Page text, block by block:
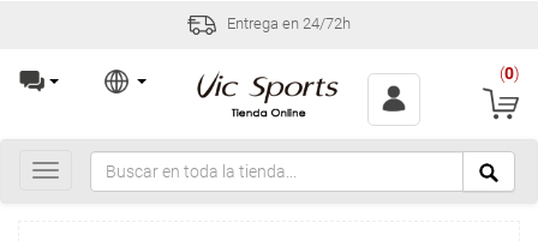
Entrega en 24/72h
(0)
Toggle
navigation